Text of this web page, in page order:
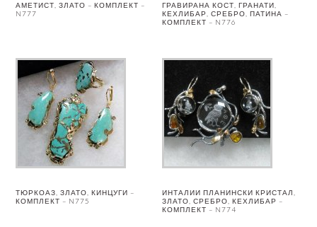
АМЕТИСТ, ЗЛАТО – КОМПЛЕКТ –
N777
ГРАВИРАНА КОСТ, ГРАНАТИ,
КЕХЛИБАР, СРЕБРО, ПАТИНА –
КОМПЛЕКТ – N776
ТЮРКОАЗ, ЗЛАТО, КИНЦУГИ –
КОМПЛЕКТ – N775
ИНТАЛИИ ПЛАНИНСКИ КРИСТАЛ,
ЗЛАТО, СРЕБРО, КЕХЛИБАР –
КОМПЛЕКТ – N774